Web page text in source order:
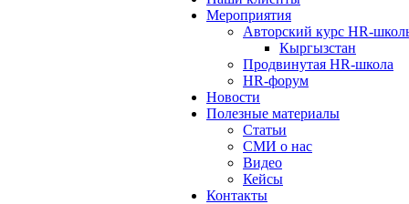
Мероприятия
Авторский курс HR-
Кыргызстан
Продвинутая HR-школа
HR-форум
Новости
Полезные материалы
Статьи
СМИ о нас
Видео
Кейсы
Контакты